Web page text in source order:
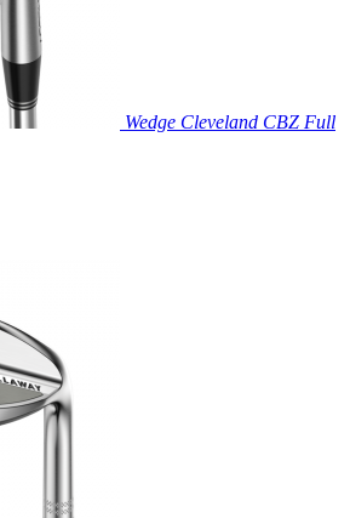
Wedge Cleveland CBZ Full